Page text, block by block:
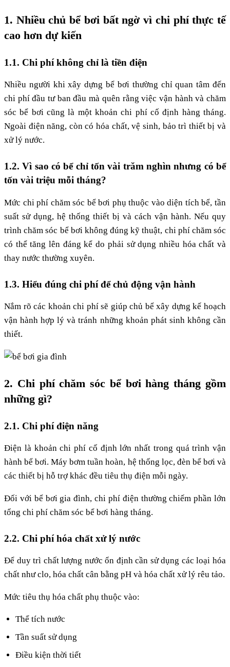
1. Nhiều chủ bể bơi bất ngờ vì chi phí thực tế
cao hơn dự kiến
1.1. Chi phí không chỉ là tiền điện
Nhiều người khi xây dựng bể bơi thường chỉ quan tâm đến
chi phí đầu tư ban đầu mà quên rằng việc vận hành và chăm
sóc bể bơi cũng là một khoản chi phí cố định hàng tháng.
Ngoài điện năng, còn có hóa chất, vệ sinh, bảo trì thiết bị và
xử lý nước.
1.2. Vì sao có bể chỉ tốn vài trăm nghìn nhưng có bể
tốn vài triệu mỗi tháng?
Mức chi phí chăm sóc bể bơi phụ thuộc vào diện tích bể, tần
suất sử dụng, hệ thống thiết bị và cách vận hành. Nếu quy
trình chăm sóc bể bơi không đúng kỹ thuật, chi phí chăm sóc
có thể tăng lên đáng kể do phải sử dụng nhiều hóa chất và
thay nước thường xuyên.
1.3. Hiểu đúng chi phí để chủ động vận hành
Nắm rõ các khoản chi phí sẽ giúp chủ bể xây dựng kế hoạch
vận hành hợp lý và tránh những khoản phát sinh không cần
thiết.
2. Chi phí chăm sóc bể bơi hàng tháng gồm
những gì?
2.1. Chi phí điện năng
Điện là khoản chi phí cố định lớn nhất trong quá trình vận
hành bể bơi. Máy bơm tuần hoàn, hệ thống lọc, đèn bể bơi và
các thiết bị hỗ trợ khác đều tiêu thụ điện mỗi ngày.
Đối với bể bơi gia đình, chi phí điện thường chiếm phần lớn
tổng chi phí chăm sóc bể bơi hàng tháng.
2.2. Chi phí hóa chất xử lý nước
Để duy trì chất lượng nước ổn định cần sử dụng các loại hóa
chất như clo, hóa chất cân bằng pH và hóa chất xử lý rêu tảo.
Mức tiêu thụ hóa chất phụ thuộc vào:
Thể tích nước
Tần suất sử dụng
Điều kiện thời tiết